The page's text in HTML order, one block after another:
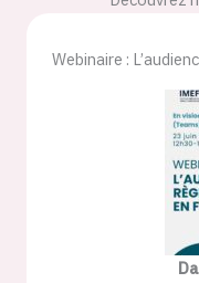
Webinaire :